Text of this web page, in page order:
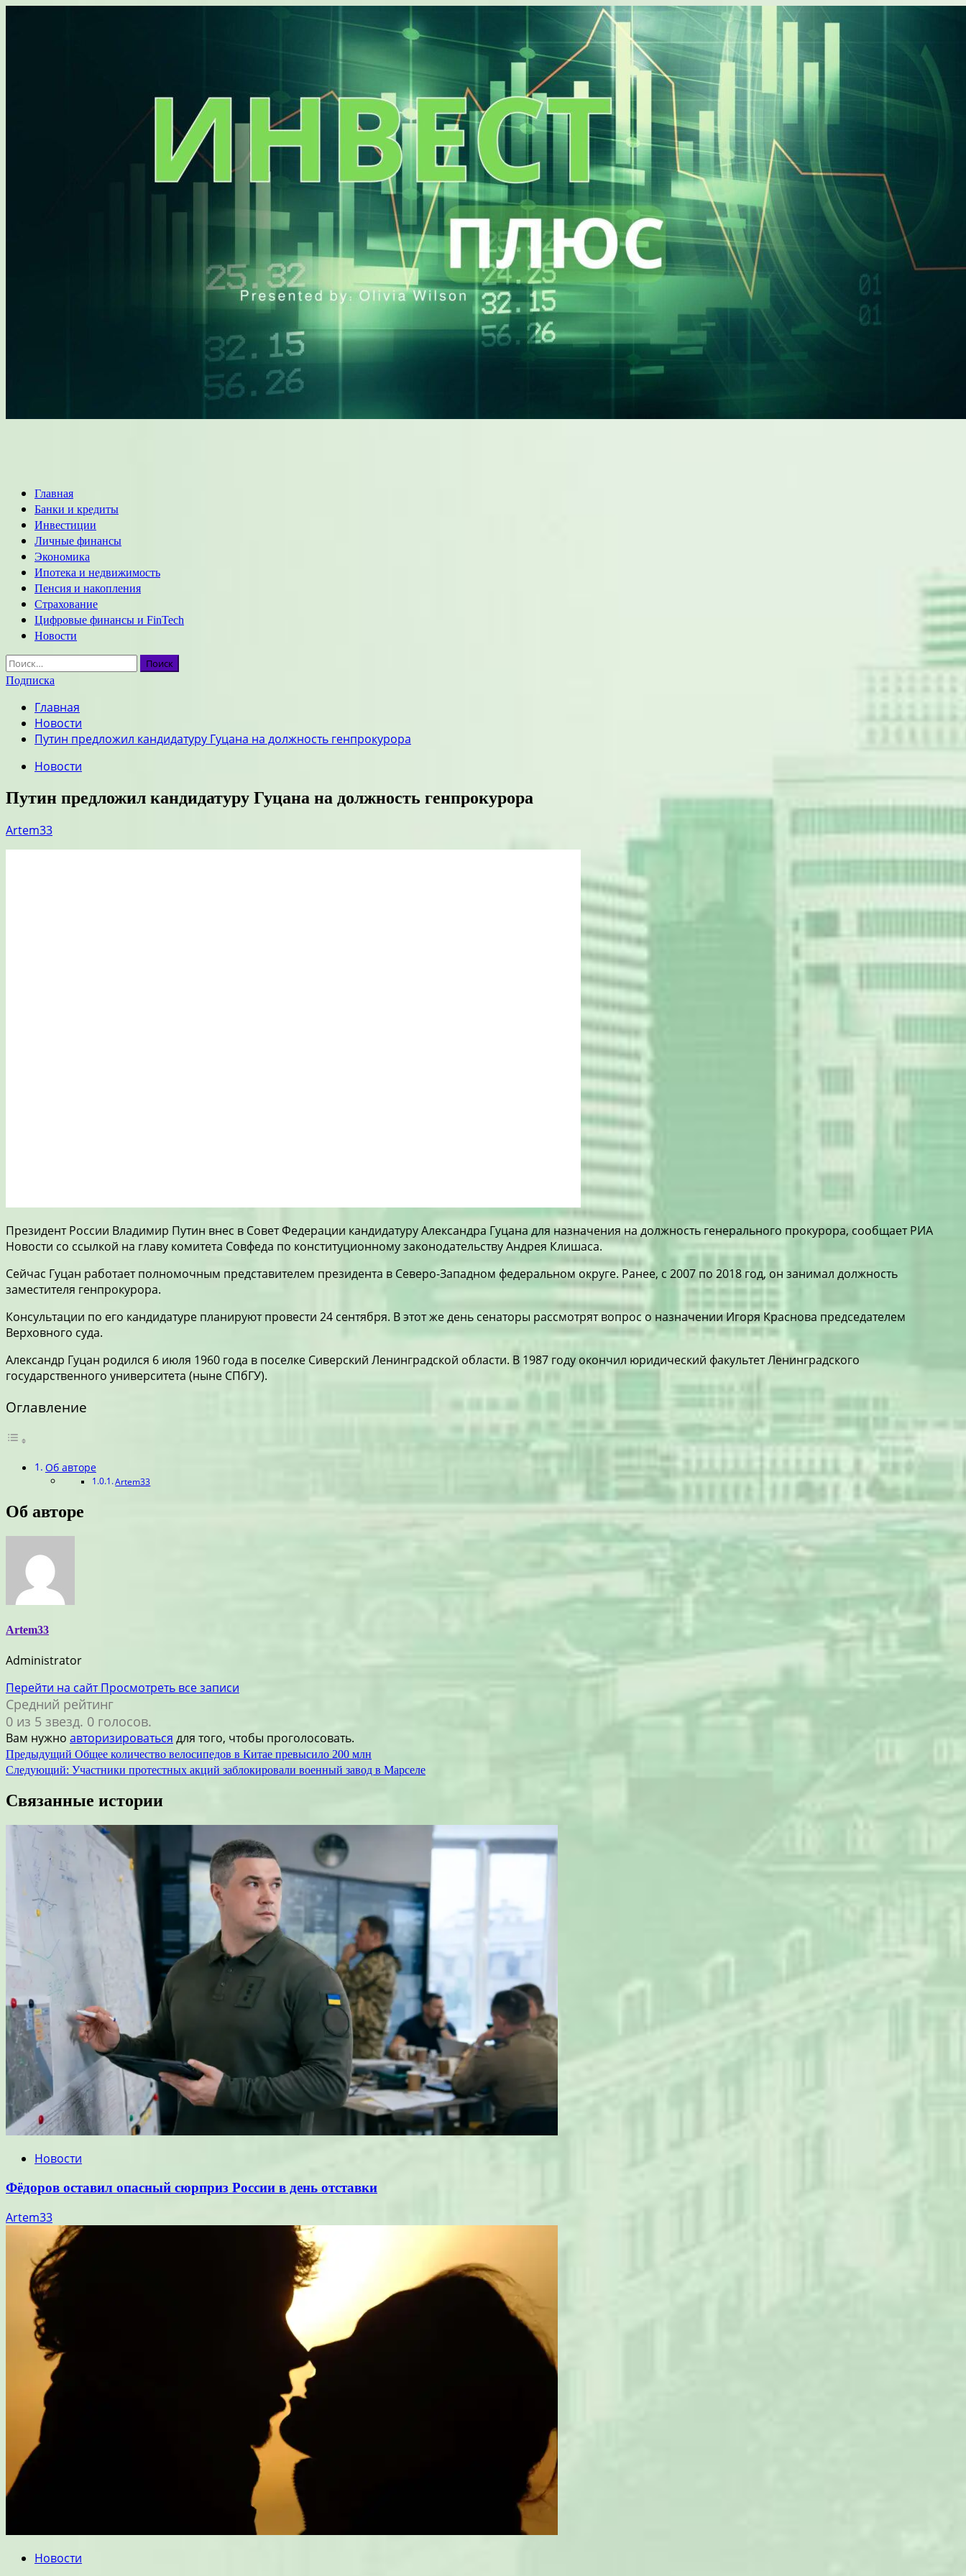
Основное
меню
Главная
Банки и кредиты
Инвестиции
Личные финансы
Экономика
Ипотека и недвижимость
Пенсия и накопления
Страхование
Цифровые финансы и FinTech
Новости
Найти:
Подписка
Главная
Новости
Путин предложил кандидатуру Гуцана на должность генпрокурора
Новости
Путин предложил кандидатуру Гуцана на должность генпрокурора
Artem33
Президент России Владимир Путин внес в Совет Федерации кандидатуру Александра Гуцана для назначения на должность генерального прокурора, сообщает РИА
Новости со ссылкой на главу комитета Совфеда по конституционному законодательству Андрея Клишаса.
Сейчас Гуцан работает полномочным представителем президента в Северо-Западном федеральном округе. Ранее, с 2007 по 2018 год, он занимал должность
заместителя генпрокурора.
Консультации по его кандидатуре планируют провести 24 сентября. В этот же день сенаторы рассмотрят вопрос о назначении Игоря Краснова председателем
Верховного суда.
Александр Гуцан родился 6 июля 1960 года в поселке Сиверский Ленинградской области. В 1987 году окончил юридический факультет Ленинградского
государственного университета (ныне СПбГУ).
Оглавление
Об авторе
Artem33
Об авторе
Artem33
Administrator
Перейти на сайтПросмотреть все записи
Средний рейтинг
0 из 5 звезд. 0 голосов.
Вам нужно авторизироваться для того, чтобы проголосовать.
Навигация
по
записям
Предыдущий Общее количество велосипедов в Китае превысило 200 млн
Следующий: Участники протестных акций заблокировали военный завод в Марселе
Связанные истории
Новости
Фёдоров оставил опасный сюрприз России в день отставки
Artem33
Новости